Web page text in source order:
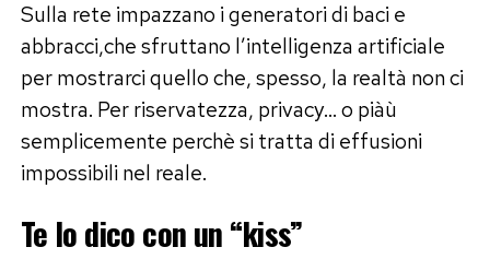
Sulla rete impazzano i generatori di baci e
abbracci,che sfruttano l’intelligenza artificiale
per mostrarci quello che, spesso, la realtà non ci
mostra. Per riservatezza, privacy… o piàù
semplicemente perchè si tratta di effusioni
impossibili nel reale.
Te lo dico con un “kiss”